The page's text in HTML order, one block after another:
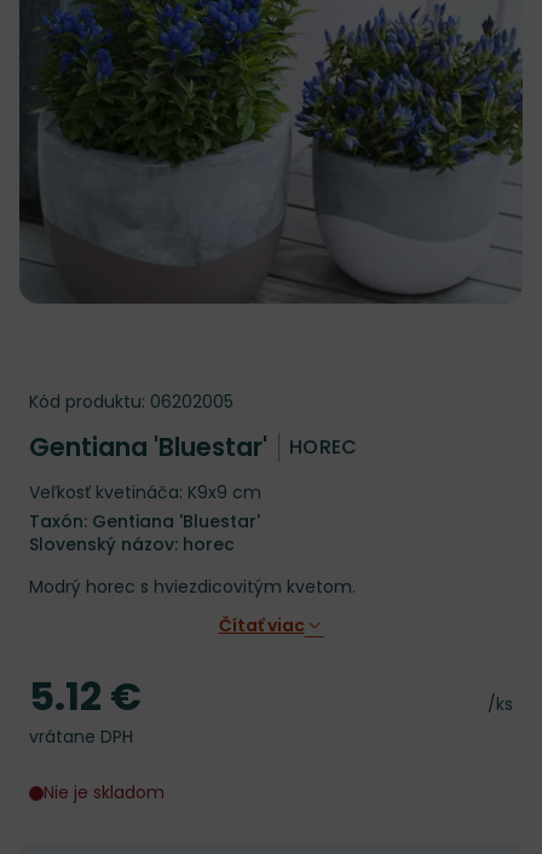
Kód produktu: 06202005
Gentiana 'Bluestar' HOREC
Veľkosť kvetináča: K9x9 cm
Taxón: Gentiana 'Bluestar'
Slovenský názov: horec
Modrý horec s hviezdicovitým kvetom.
Čítať viac
Cena
/ks
Cena
5.12 €
vrátane DPH
Nie je skladom